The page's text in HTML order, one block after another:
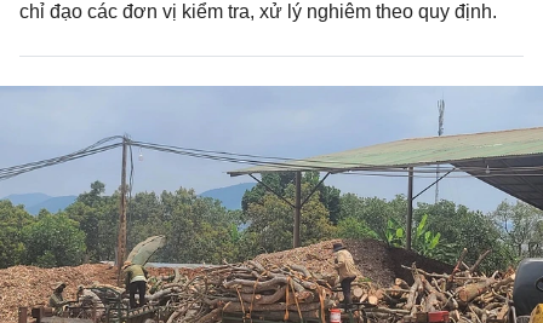
chỉ đạo các đơn vị kiểm tra, xử lý nghiêm theo quy định.